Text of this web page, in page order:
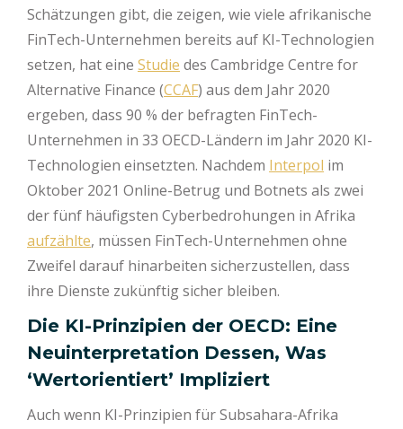
Schätzungen gibt, die zeigen, wie viele afrikanische
FinTech-Unternehmen bereits auf KI-Technologien
setzen, hat eine Studie des Cambridge Centre for
Alternative Finance (CCAF) aus dem Jahr 2020
ergeben, dass 90 % der befragten FinTech-
Unternehmen in 33 OECD-Ländern im Jahr 2020 KI-
Technologien einsetzten. Nachdem Interpol im
Oktober 2021 Online-Betrug und Botnets als zwei
der fünf häufigsten Cyberbedrohungen in Afrika
aufzählte, müssen FinTech-Unternehmen ohne
Zweifel darauf hinarbeiten sicherzustellen, dass
ihre Dienste zukünftig sicher bleiben.
Die KI-Prinzipien der OECD: Eine
Neuinterpretation Dessen, Was
‘Wertorientiert’ Impliziert
Auch wenn KI-Prinzipien für Subsahara-Afrika